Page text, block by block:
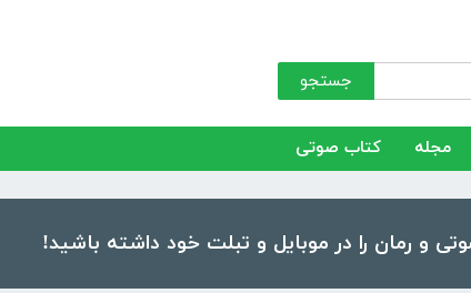
جستجو
مجله کتاب صوتی